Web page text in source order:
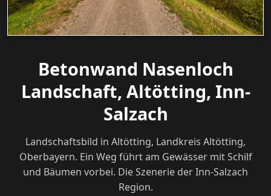
Betonwand Nasenloch
Landschaft, Altötting, Inn-
Salzach
Landschaftsbild in Altötting, Landkreis Altötting,
Oberbayern. Ein Weg führt am Gewässer mit Schilf
und Bäumen vorbei. Die Szenerie der Inn-Salzach
Region.